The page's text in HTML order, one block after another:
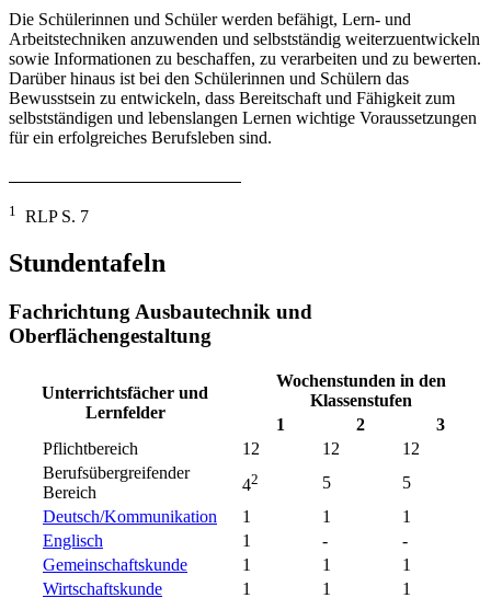
Die Schülerinnen und Schüler werden befähigt, Lern- und
Arbeitstechniken anzuwenden und selbstständig weiterzuentwickeln
sowie Informationen zu beschaffen, zu verarbeiten und zu bewerten.
Darüber hinaus ist bei den Schülerinnen und Schülern das
Bewusstsein zu entwickeln, dass Bereitschaft und Fähigkeit zum
selbstständigen und lebenslangen Lernen wichtige Voraussetzungen
für ein erfolgreiches Berufsleben sind.
1 RLP S. 7
Stundentafeln
Fachrichtung Ausbautechnik und
Oberflächengestaltung
Unterrichtsfächer und
Lernfelder
Wochenstunden in den
Klassenstufen
1
2
3
Pflichtbereich
12 12
12
Berufsübergreifender
Bereich
42 5
5
Deutsch/Kommunikation
1 1
1
Englisch
1 -
-
Gemeinschaftskunde
1 1
1
Wirtschaftskunde
1 1 1